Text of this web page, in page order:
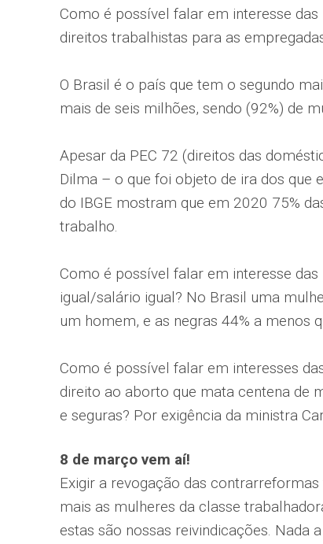
Como é possível falar em interesse
direitos trabalhistas para as
O Brasil é o país que tem o segundo
mais de seis milhões, sendo (92%) de
Apesar da PEC 72 (direitos das
Dilma – o que foi objeto de ira dos que
do IBGE mostram que em 2020 75%
trabalho.
Como é possível falar em interesse
igual/salário igual? No Brasil uma
um homem, e as negras 44% a menos
Como é possível falar em interesses
direito ao aborto que mata centena de
e seguras? Por exigência da ministra
8 de março vem aí!
Exigir a revogação das
mais as mulheres da classe
estas são nossas reivindicações. Nada